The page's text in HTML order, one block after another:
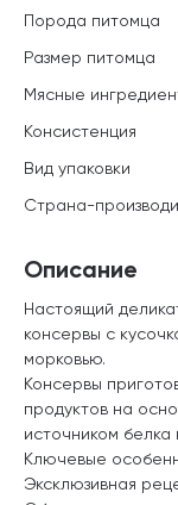
Описание
Настоящий
консервы с
морковью.
Консервы
продуктов на
источником
Ключевые
Эксклюзивная
Порода питомца
Размер питомца
Мясные
Консистенция
Вид упаковки
Страна-